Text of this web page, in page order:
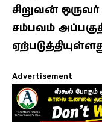
சிறுவன் ஒருவர்
சம்பவம்
Advertisement